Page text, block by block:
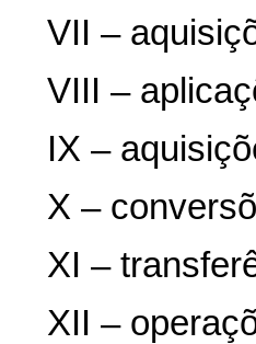
VII –
VIII –
IX –
X –
XI –
XII –